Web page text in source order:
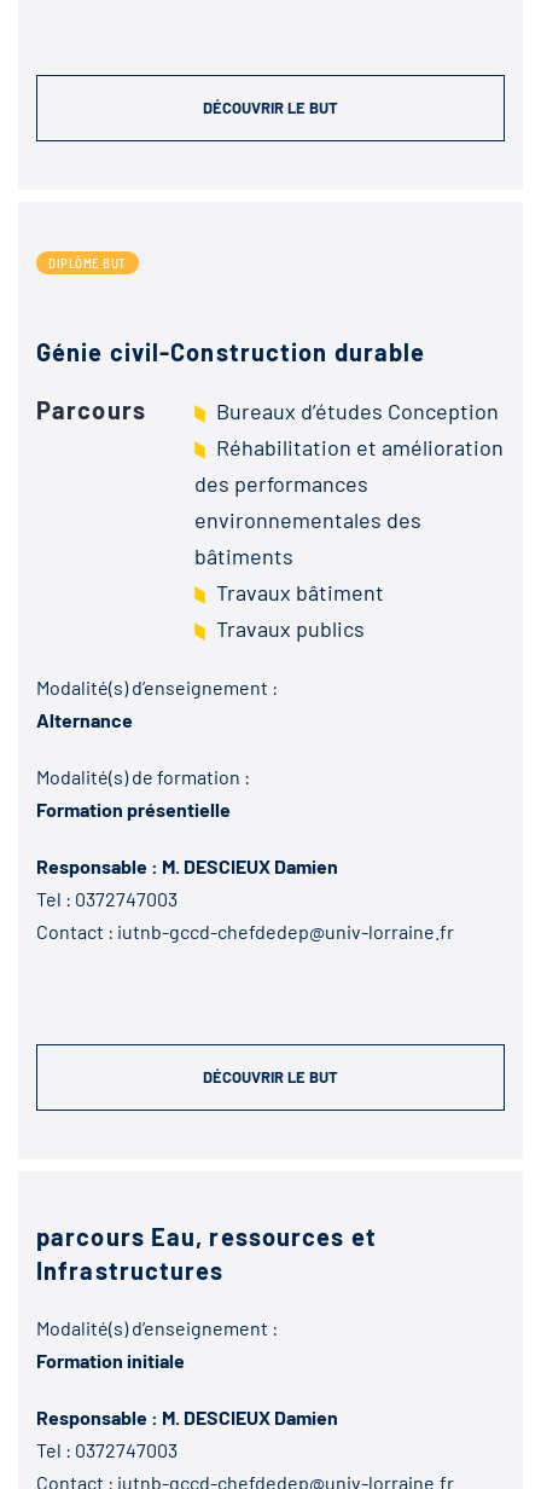
DÉCOUVRIR LE BUT
DIPLÔME BUT
Génie civil-Construction durable
Parcours
Bureaux d’études Conception
Réhabilitation et amélioration
des performances
environnementales des
bâtiments
Travaux bâtiment
Travaux publics
Modalité(s) d’enseignement :
Alternance
Modalité(s) de formation :
Formation présentielle
Responsable : M. DESCIEUX Damien
Tel : 0372747003
Contact : iutnb-gccd-chefdedep@univ-lorraine.fr
DÉCOUVRIR LE BUT
parcours Eau, ressources et
Infrastructures
Modalité(s) d’enseignement :
Formation initiale
Responsable : M. DESCIEUX Damien
Tel : 0372747003
Contact : iutnb-gccd-chefdedep@univ-lorraine.fr